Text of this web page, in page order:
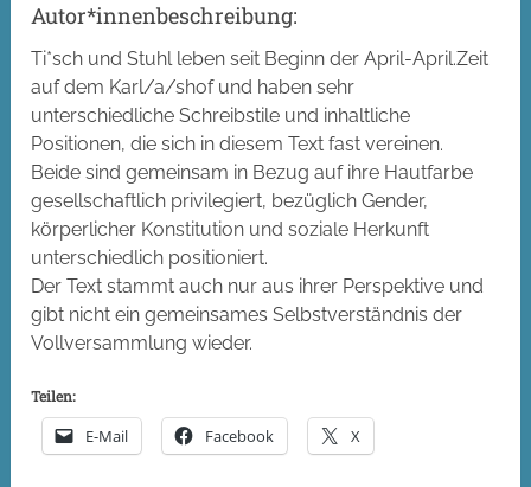
Autor*innenbeschreibung:
Ti*sch und Stuhl leben seit Beginn der April-April.Zeit
auf dem Karl/a/shof und haben sehr
unterschiedliche Schreibstile und inhaltliche
Positionen, die sich in diesem Text fast vereinen.
Beide sind gemeinsam in Bezug auf ihre Hautfarbe
gesellschaftlich privilegiert, bezüglich Gender,
körperlicher Konstitution und soziale Herkunft
unterschiedlich positioniert.
Der Text stammt auch nur aus ihrer Perspektive und
gibt nicht ein gemeinsames Selbstverständnis der
Vollversammlung wieder.
Teilen:
E-Mail Facebook X